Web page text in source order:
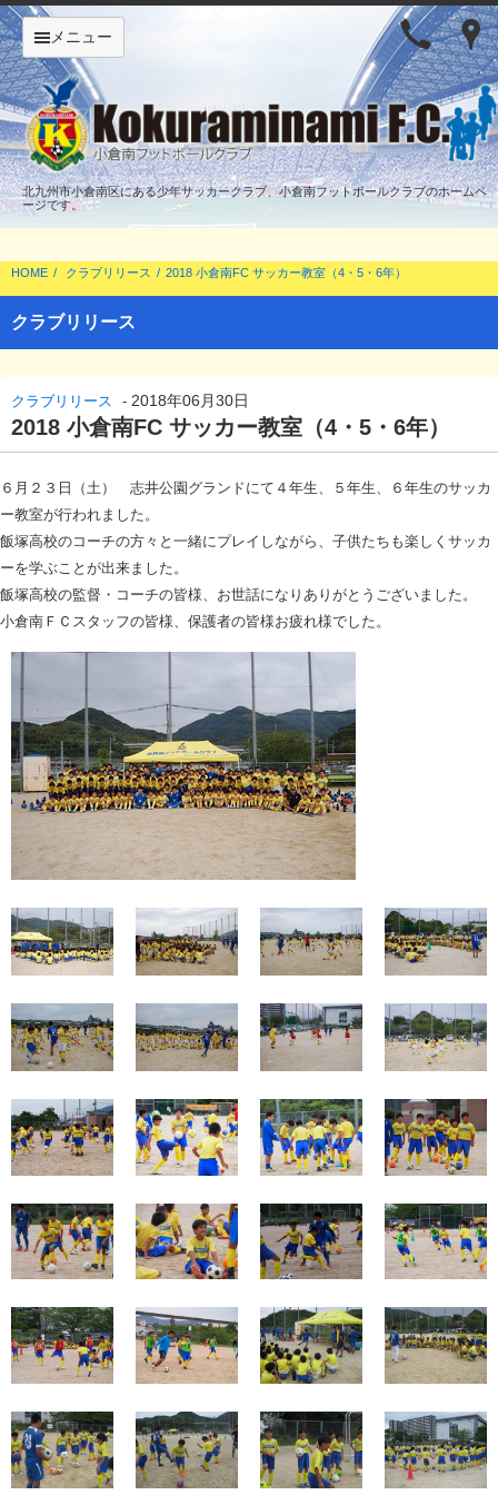
メニュー
北九州市小倉南区にある少年サッカークラブ、小倉南フットボールクラブのホームペ
ージです。
HOME クラブリリース 2018 小倉南FC サッカー教室（4・5・6年）
クラブリリース
クラブリリース - 2018年06月30日
2018 小倉南FC サッカー教室（4・5・6年）
６月２３日（土） 志井公園グランドにて４年生、５年生、６年生のサッカ
ー教室が行われました。
飯塚高校のコーチの方々と一緒にプレイしながら、子供たちも楽しくサッカ
ーを学ぶことが出来ました。
飯塚高校の監督・コーチの皆様、お世話になりありがとうございました。
小倉南ＦＣスタッフの皆様、保護者の皆様お疲れ様でした。